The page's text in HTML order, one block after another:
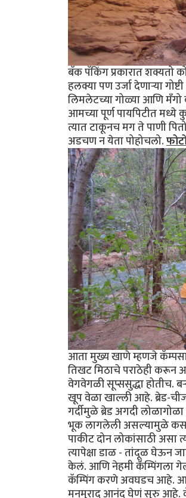
बॅक पॅकिंग प्रकारात शक्यतो
हलक्या पण उर्जा देणार्‍या
लिमलेटच्या गोळ्या आणि मँगो
आमच्या पूर्ण पायपिटीत मध्ये
त्यात टाकूनच मग ते पाणी
अडचण न येता पोहोचलो.
आता मुख्य खाणे म्हणजे
तिखट मिठाचे पराठेही करून
वेगवेगळी सूप्ससुद्धा होतीच.
खूप वेळा खाल्ली आहे. ब्रेड-
गर्दीमुळे ब्रेड अगदी
भूक लागलेली असल्यामुळे
पाकीट दोन लोकांसाठी असा
त्यापेक्षा डाळ - तांदूळ
केलं. आणि नेहमी कॅंम्पिंगला
कॅम्पिंग करणे अवघडच आहे.
मनमुराद आनंद घेणं सुरु आहे.